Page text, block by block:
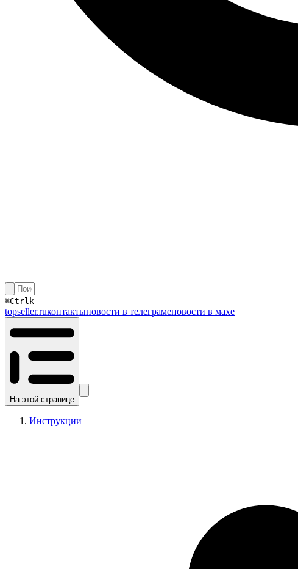
⌘Ctrl k
topseller.ruконтактыновости в телеграменовости в махе
На этой странице
Инструкции